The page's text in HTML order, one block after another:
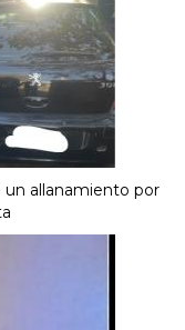
allanamiento por